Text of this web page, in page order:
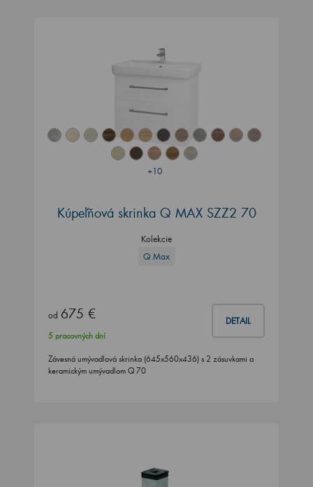
+10
Kúpeľňová skrinka Q MAX SZZ2 70
Kolekcie
Q Max
od 675 € DETAIL
5 pracovných dní
Závesná umývadlová skrinka (645x560x436) s 2 zásuvkami a
keramickým umývadlom Q 70